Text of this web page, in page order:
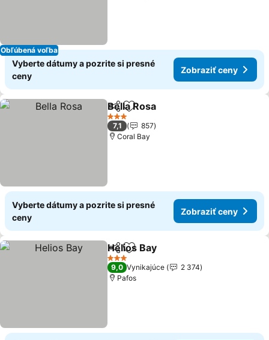
Obľúbená voľba
Vyberte dátumy a pozrite si presné
ceny
Zobraziť ceny
ZdieľaťPridať do obľúbených
Bella Rosa
3 Počet hviezdičiek
7,1
857
Coral Bay
Vyberte dátumy a pozrite si presné
ceny
Zobraziť ceny
ZdieľaťPridať do obľúbených
Helios Bay
3 Počet hviezdičiek
9,0 Vynikajúce
2 374
Pafos